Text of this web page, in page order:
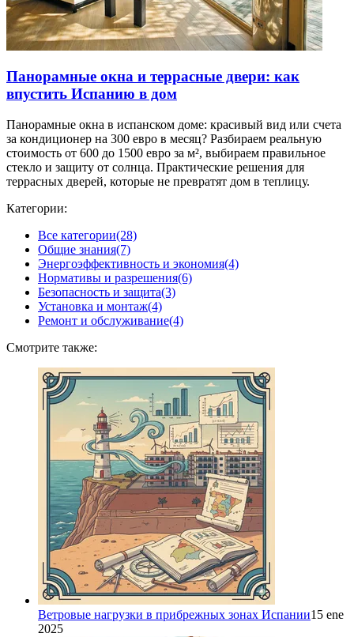
Панорамные окна и террасные двери: как
впустить Испанию в дом
Панорамные окна в испанском доме: красивый вид или счета
за кондиционер на 300 евро в месяц? Разбираем реальную
стоимость от 600 до 1500 евро за м², выбираем правильное
стекло и защиту от солнца. Практические решения для
террасных дверей, которые не превратят дом в теплицу.
Категории:
Все категории(28)
Общие знания(7)
Энергоэффективность и экономия(4)
Нормативы и разрешения(6)
Безопасность и защита(3)
Установка и монтаж(4)
Ремонт и обслуживание(4)
Смотрите также:
Ветровые нагрузки в прибрежных зонах Испании15 ene
2025